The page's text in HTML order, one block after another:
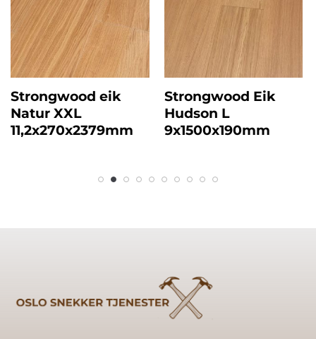
Strongwood eik
Natur XXL
11,2x270x2379mm
Strongwood Eik
Hudson L
9x1500x190mm